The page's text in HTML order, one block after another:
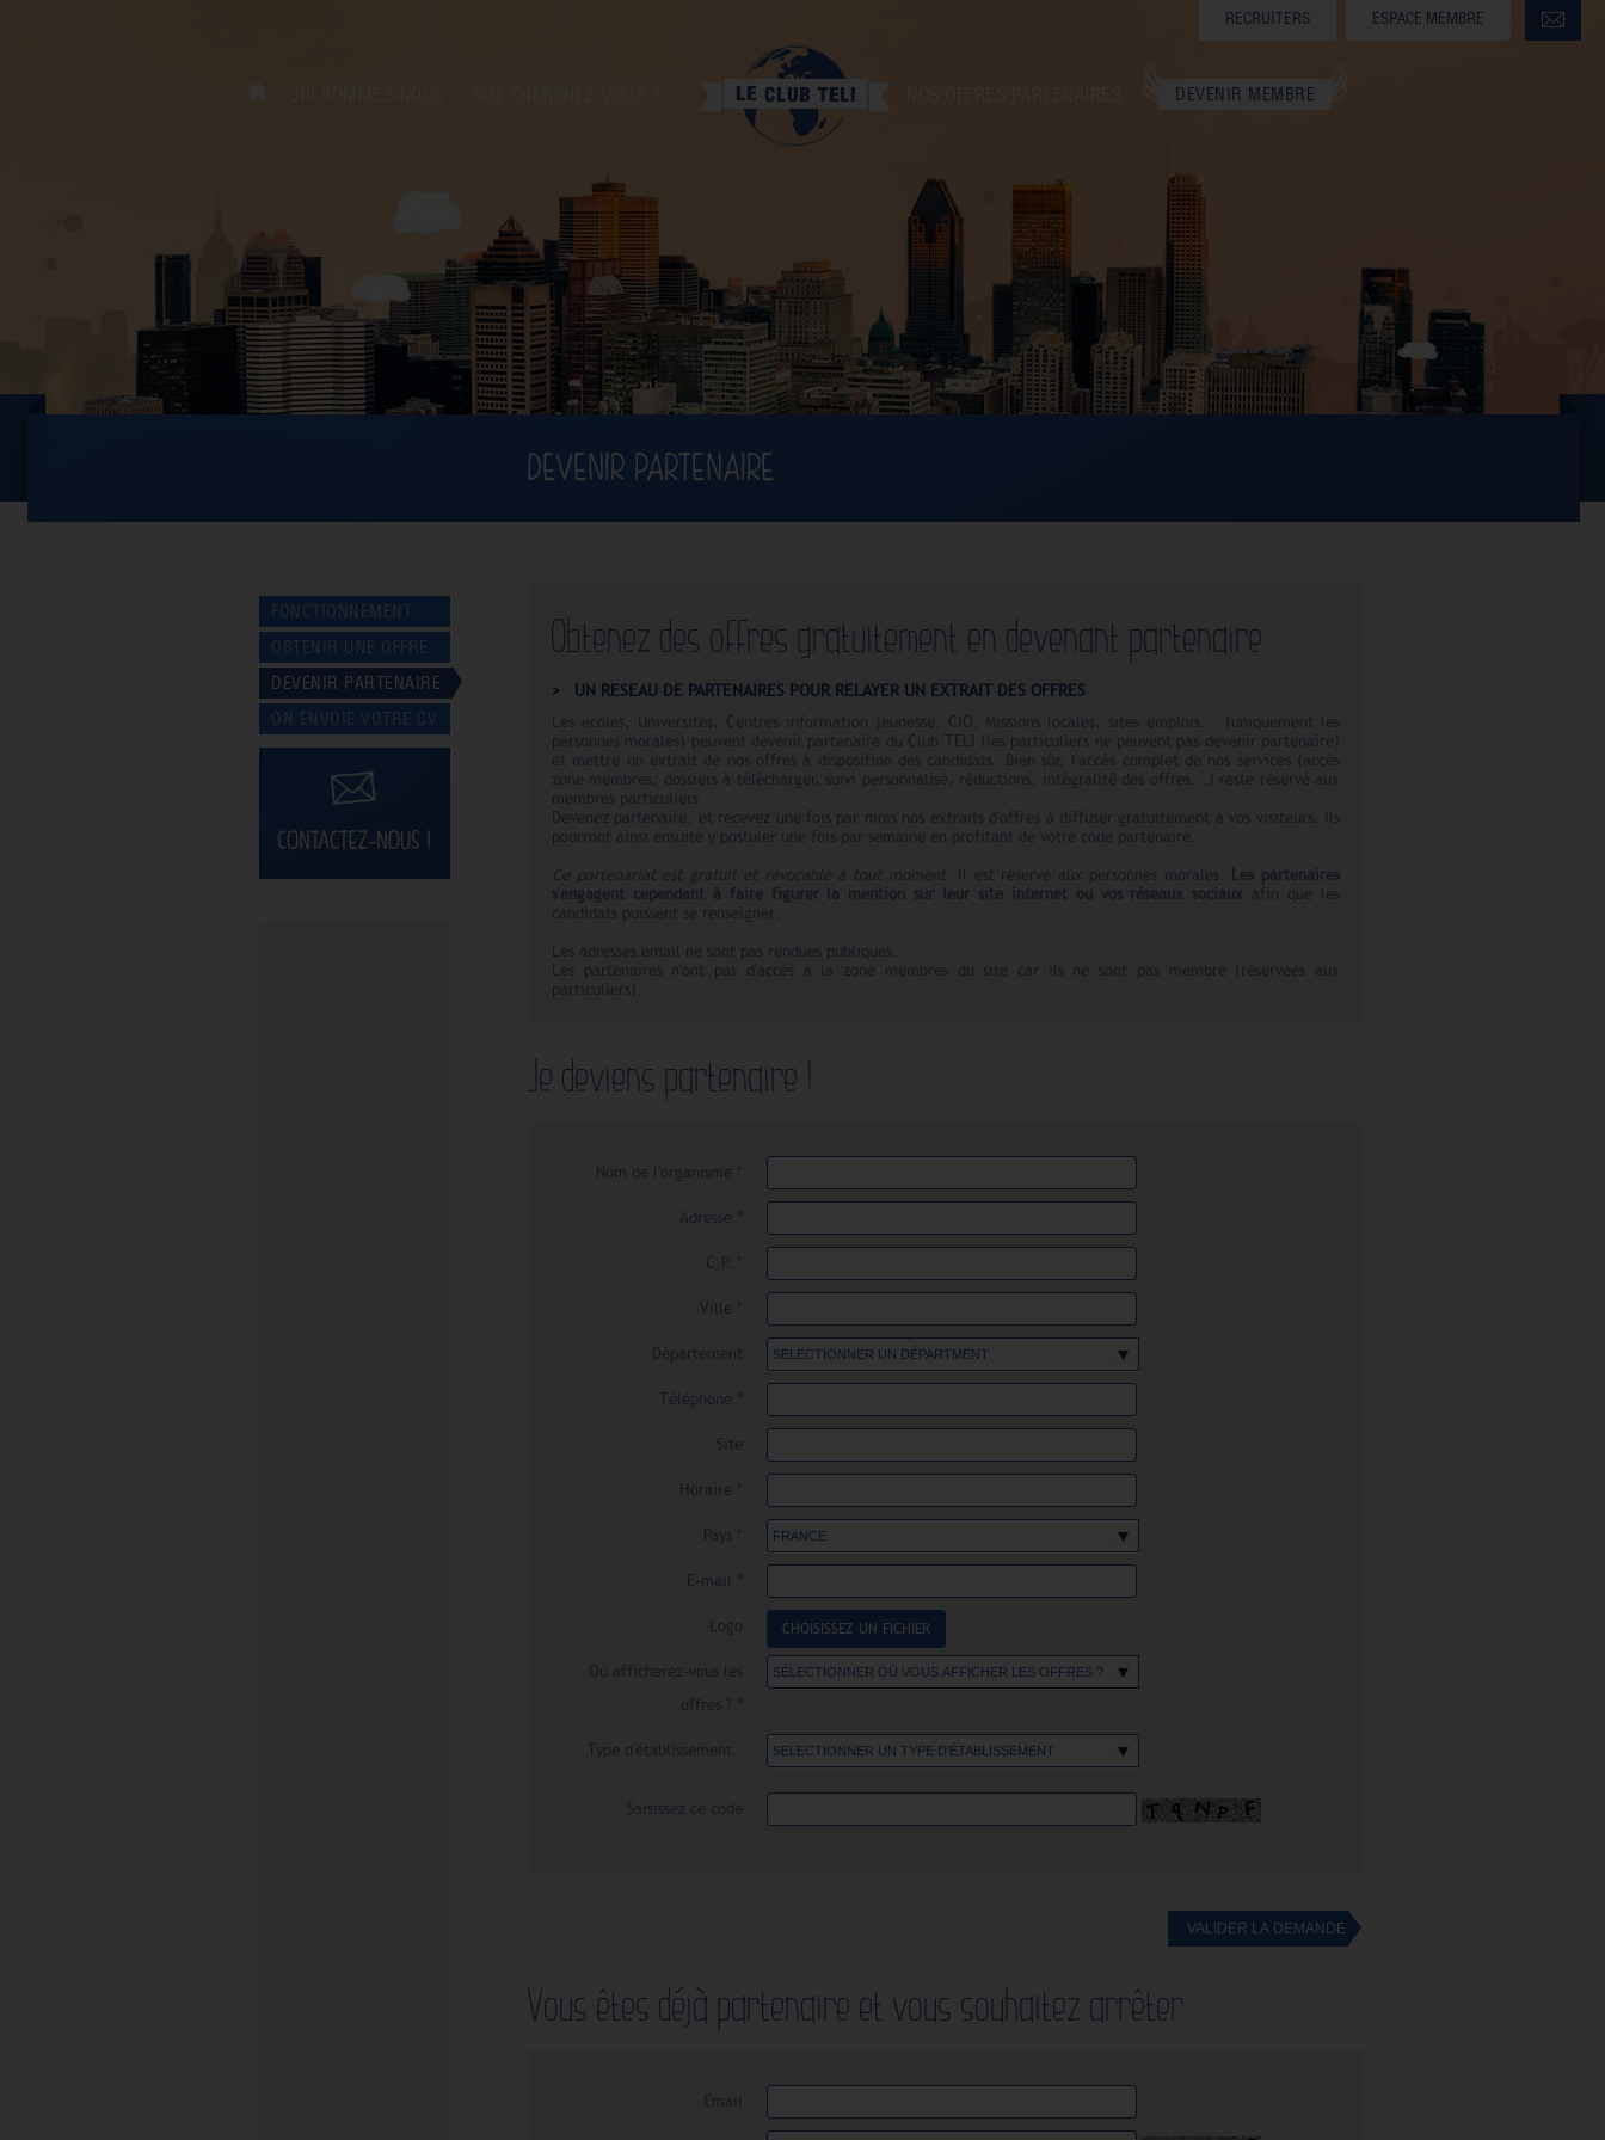
DEVENIR MEMBRE
RECRUITERS ESPACE MEMBRE
FONCTIONNEMENT
OBTENIR UNE OFFRE
DEVENIR PARTENAIRE
ON ENVOIE VOTRE CV
DEVENIR PARTENAIRE
Obtenez des offres gratuitement en devenant partenaire
UN RESEAU DE PARTENAIRES POUR RELAYER UN EXTRAIT DES OFFRES
Les écoles, Universités, Centres information jeunesse, CIO, Missions locales, sites emplois... (uniquement les
personnes morales) peuvent devenir partenaire du Club TELI (les particuliers ne peuvent pas devenir partenaire)
et mettre un extrait de nos offres à disposition des candidats. Bien sûr, l'accès complet de nos services (accès
zone membres, dossiers à télécharger, suivi personnalisé, réductions, intégralité des offres...) reste réservé aux
membres particuliers.
Devenez partenaire, et recevez une fois par mois nos extraits d'offres à diffuser gratuitement à vos visiteurs. Ils
pourront ainsi ensuite y postuler une fois par semaine en profitant de votre code partenaire.
Ce partenariat est gratuit et révocable à tout moment . Il est réservé aux personnes morales.
Les partenaires
s'engagent cependant à faire figurer la mention sur leur site internet ou vos réseaux sociaux
afin que les
candidats puissent se renseigner
Les adresses email ne sont pas rendues publiques.
Les partenaires n'ont pas d'accès à la zone membres du site car ils ne sont pas membre (réservées aux
particuliers).
Je deviens partenaire !
Nom de l'organisme *
Adresse *
C.P. *
Ville *
Département
Téléphone *
Site
Horaire *
Pays *
E-mail *
Logo CHOISISSEZ UN FICHIER
Où afficherez-vous les
offres ? *
Type d'établissement :
Saisissez ce code
Vous êtes déjà partenaire et vous souhaitez arrêter
Email